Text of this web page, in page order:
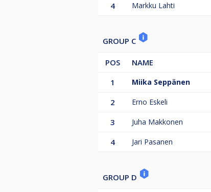
4 Markku Lahti
GROUP C
POS NAME
1
Miika Seppänen
2 Erno Eskeli
3 Juha Makkonen
4 Jari Pasanen
GROUP D